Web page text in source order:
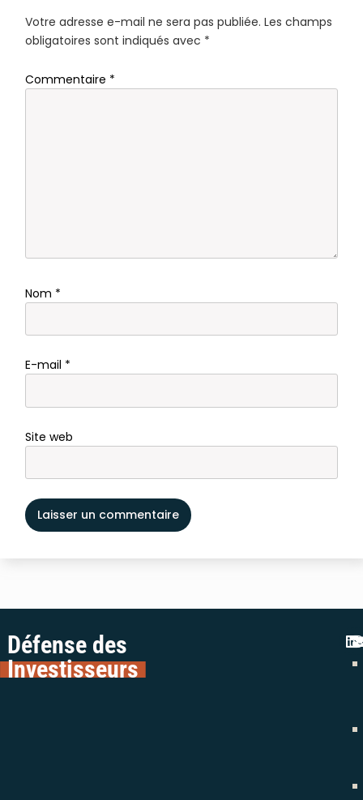
Votre adresse e-mail ne sera pas publiée. Les champs
obligatoires sont indiqués avec *
Commentaire *
Nom *
E-mail *
Site web
Défense des
Investisseurs